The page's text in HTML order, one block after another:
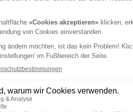
Alzheimer-Patienten
Patienten
Funktion (z. B.
Hemmer)
Die Lewy-
kognitive
Wohlbefinden bei
Die
intensiver
Stürzen aufgrund von
Die Lewy-